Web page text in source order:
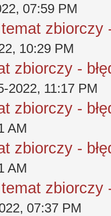
07:59 PM
zbiorczy
10:29 PM
zbiorczy -
2022, 11:17 PM
zbiorczy -
AM
zbiorczy -
AM
zbiorczy
07:37 PM